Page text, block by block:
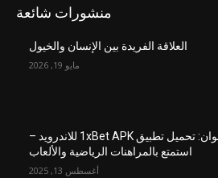
منشورات شائعة
العلاقة الفريدة بين الإنسان والخيول
مايو 19, 2026
عنوان: تحميل تطبيق 1xBet APK للاندرويد –
استمتع بالمراهنات الرياضية والألعاب
أغسطس 13, 2025